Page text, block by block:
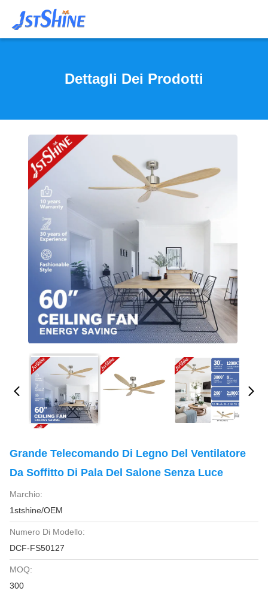
Dettagli Dei Prodotti
Grande Telecomando Di Legno Del Ventilatore
Da Soffitto Di Pala Del Salone Senza Luce
Marchio:
1stshine/OEM
Numero Di Modello:
DCF-FS50127
MOQ:
300